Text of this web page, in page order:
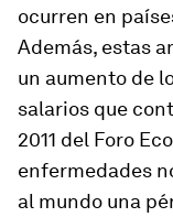
ocurren en
Además, estas
un aumento de
salarios que
2011 del Foro
enfermedades
al mundo una